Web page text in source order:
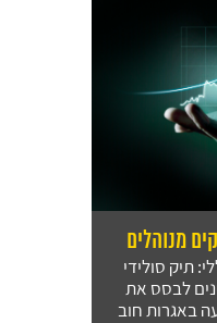
מנוהלים
תיק סולידי
לבסס את
באגרות חוב